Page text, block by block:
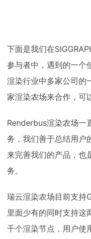
下面是我们在
参与者中，遇到的一个
渲染行业中多家公司的
家渲染农场来合作，可
Renderbus渲染农场一
务，我们善于总结用户
来完善我们的产品，也
务。
瑞云渲染农场目前支持
里面少有的同时支持这
千个渲染节点，用户使